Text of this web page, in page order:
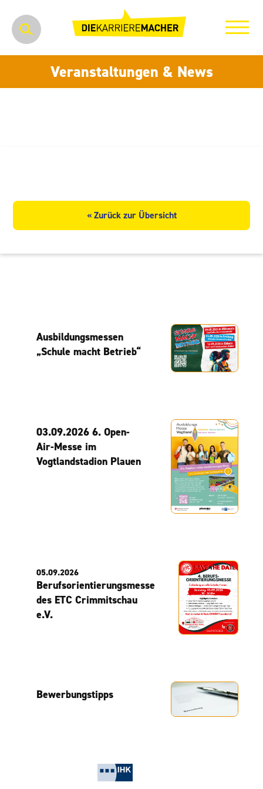
Veranstaltungen & News
« Zurück zur Übersicht
Ausbildungsmessen
„Schule macht Betrieb“
03.09.2026 6. Open-
Air-Messe im
Vogtlandstadion Plauen
05.09.2026
Berufsorientierungsmesse
des ETC Crimmitschau
e.V.
Bewerbungstipps